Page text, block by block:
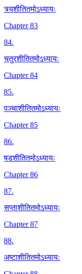
त्र्यशीतितमोऽध्यायः
Chapter 83
84.
चतुरशीतितमोऽध्यायः
Chapter 84
85.
पञ्चाशीतितमोऽध्यायः
Chapter 85
86.
षडशीतितमोऽध्यायः
Chapter 86
87.
सप्ताशीतितमोऽध्यायः
Chapter 87
88.
अष्टाशीतितमोऽध्यायः